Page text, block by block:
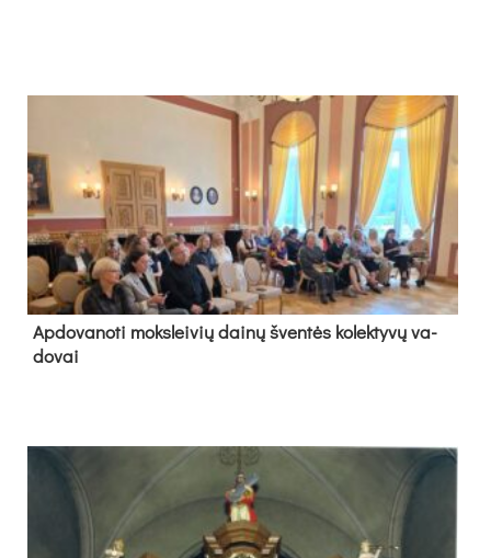
Ap­do­va­no­ti moks­lei­vių dai­nų šven­tės ko­lek­ty­vų va­
do­vai